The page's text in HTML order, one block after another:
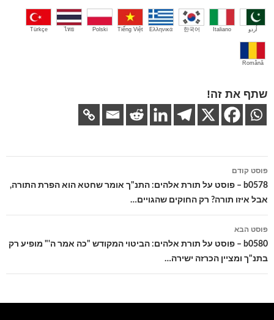
اُردو Italiano
한국어
Ελληνικά
Tiếng Việt
Polski
ไทย
Türkçe
Română
שתף את זה!
ניווט
בפוסטים
פוסט קודם
b0578 – פוסט על תורת אלהים: התנ"ך אומר שחטא הוא הפרת התורה,
אבל איזו תורה? רק החוקים שהגויים…
פוסט הבא
b0580 – פוסט על תורת אלהים: הביטוי המקודש "כה אמר ה'" מופיע רק
בתנ"ך ומציין הכרזה ישירה…